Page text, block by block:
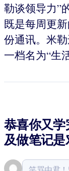
勒谈领导力”
既是每周更
份通讯。米
一档名为“生
恭喜你又
及做笔记